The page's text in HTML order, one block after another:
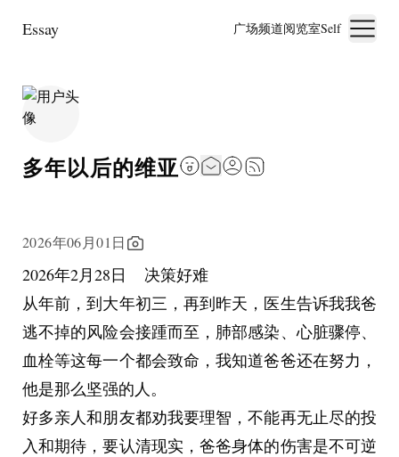
Essay 广场频道阅览室Self
多年以后的维亚
2026年06月01日
2026年2月28日    决策好难
从年前，到大年初三，再到昨天，医生告诉我我爸
逃不掉的风险会接踵而至，肺部感染、心脏骤停、
血栓等这每一个都会致命，我知道爸爸还在努力，
他是那么坚强的人。
好多亲人和朋友都劝我要理智，不能再无止尽的投
入和期待，要认清现实，爸爸身体的伤害是不可逆